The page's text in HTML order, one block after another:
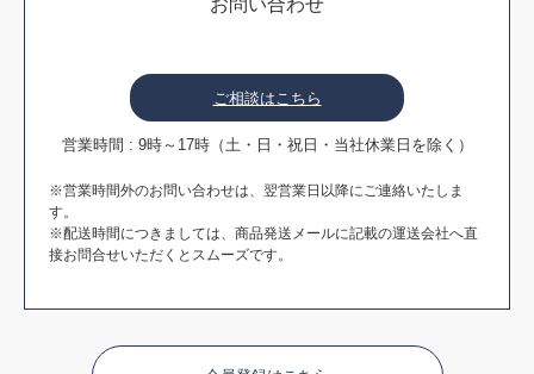
お問い合わせ
ご相談はこちら
営業時間 : 9時～17時（土・日・祝日・当社休業日を除く）
※営業時間外のお問い合わせは、翌営業日以降にご連絡いたしま
す。
※配送時間につきましては、商品発送メールに記載の運送会社へ直
接お問合せいただくとスムーズです。